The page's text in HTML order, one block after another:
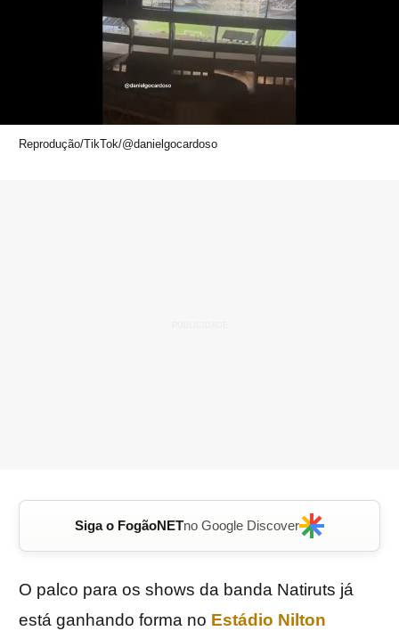
Reprodução/TikTok/@danielgocardoso
Siga o FogãoNETno Google Discover
O palco para os shows da banda Natiruts já
está ganhando forma no Estádio Nilton